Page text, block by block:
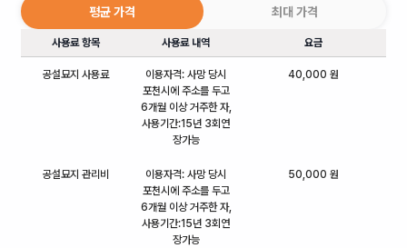
평균 가격 최대 가격
사용료 항목 사용료 내역 요금
공설묘지 사용료
이용자격: 사망 당시
포천시에 주소를 두고
6개월 이상 거주한 자,
사용기간:15년 3회연
장가능
40,000 원
공설묘지 관리비
이용자격: 사망 당시
포천시에 주소를 두고
6개월 이상 거주한 자,
사용기간:15년 3회연
장가능
50,000 원